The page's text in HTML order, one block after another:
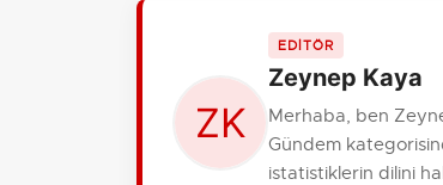
EDİTÖR
Zeynep Kaya
Merhaba, ben
Gündem
istatistiklerin dilini